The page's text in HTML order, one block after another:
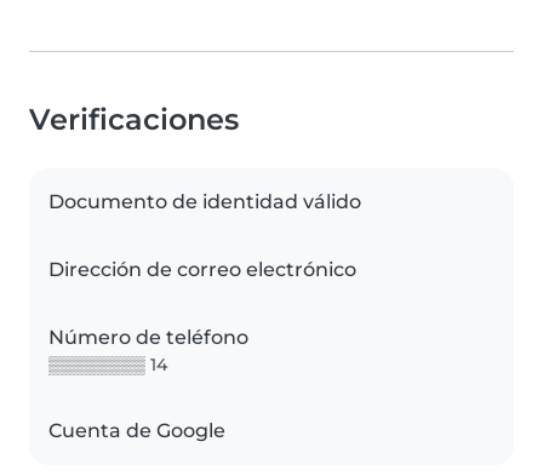
Verificaciones
Documento de identidad válido
Dirección de correo electrónico
Número de teléfono
▒▒▒▒▒▒▒▒ 14
Cuenta de Google